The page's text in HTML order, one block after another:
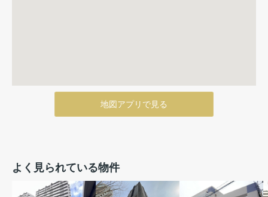
地図アプリで見る
よく見られている物件